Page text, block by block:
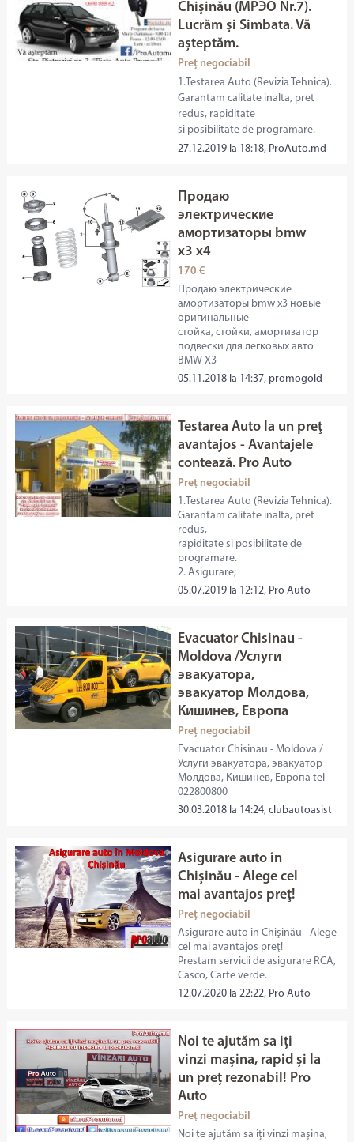
Chişinău (МРЭО Nr.7).
Lucrăm și Simbata. Vă
așteptăm.
Preț negociabil
1.Testarea Auto (Revizia Tehnica).
Garantam calitate inalta, pret
redus, rapiditate
si posibilitate de programare.
27.12.2019 la 18:18, ProAuto.md
Продаю
электрические
амортизаторы bmw
x3 x4
170 €
Продаю электрические
амортизаторы bmw x3 новые
оригинальные
стойка, стойки, амортизатор
подвески для легковых авто
BMW X3
05.11.2018 la 14:37, promogold
Testarea Auto la un preţ
avantajos - Avantajele
contează. Pro Auto
Preț negociabil
1.Testarea Auto (Revizia Tehnica).
Garantam calitate inalta, pret
redus,
rapiditate si posibilitate de
programare.
2. Asigurare;
05.07.2019 la 12:12, Pro Auto
Evacuator Chisinau -
Moldova /Услуги
эвакуатора,
эвакуатор Молдова,
Кишинев, Европа
Preț negociabil
Evacuator Chisinau - Moldova /
Услуги эвакуатора, эвакуатор
Молдова, Кишинев, Европа tel
022800800
30.03.2018 la 14:24, clubautoasist
Asigurare auto în
Chişinău - Alege cel
mai avantajos preţ!
Preț negociabil
Asigurare auto în Chişinău - Alege
cel mai avantajos preţ!
Prestam servicii de asigurare RCA,
Casco, Carte verde.
12.07.2020 la 22:22, Pro Auto
Noi te ajutăm sa iți
vinzi mașina, rapid și la
un preț rezonabil! Pro
Auto
Preț negociabil
Noi te ajutăm sa iți vinzi mașina,